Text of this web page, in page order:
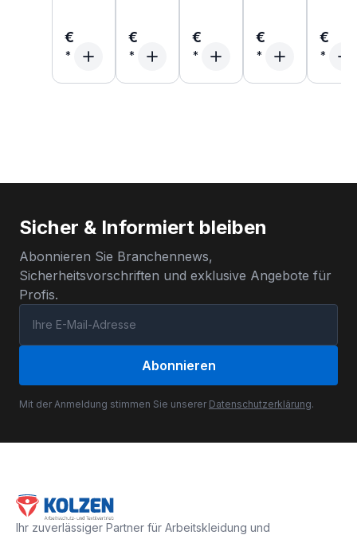
€ € € € €
Sicher & Informiert bleiben
Abonnieren Sie Branchennews,
Sicherheitsvorschriften und exklusive Angebote für
Profis.
Abonnieren
Mit der Anmeldung stimmen Sie unserer Datenschutzerklärung.
Ihr zuverlässiger Partner für Arbeitskleidung und